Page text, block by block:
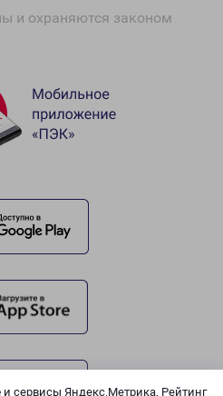
сервисы Яндекс.Метрика, Рейтинг
и охраняются законом